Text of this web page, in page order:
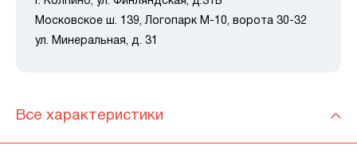
Московское ш. 139, Логопарк М-10, ворота 30-32
ул. Минеральная, д. 31
Все характеристики